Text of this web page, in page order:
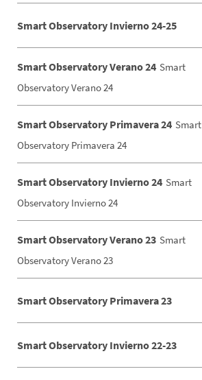
Smart Observatory Invierno 24-25
Smart Observatory Verano 24 Smart
Observatory Verano 24
Smart Observatory Primavera 24 Smart
Observatory Primavera 24
Smart Observatory Invierno 24 Smart
Observatory Invierno 24
Smart Observatory Verano 23 Smart
Observatory Verano 23
Smart Observatory Primavera 23
Smart Observatory Invierno 22-23